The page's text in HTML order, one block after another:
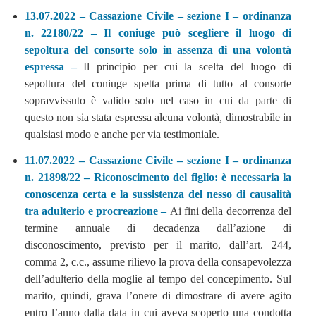
13.07.2022 – Cassazione Civile – sezione I – ordinanza
n. 22180/22 – Il coniuge può scegliere il luogo di
sepoltura del consorte solo in assenza di una volontà
espressa –Il principio per cui la scelta del luogo di
sepoltura del coniuge spetta prima di tutto al consorte
sopravvissuto è valido solo nel caso in cui da parte di
questo non sia stata espressa alcuna volontà, dimostrabile in
qualsiasi modo e anche per via testimoniale.
11.07.2022 – Cassazione Civile – sezione I – ordinanza
n. 21898/22 – Riconoscimento del figlio: è necessaria la
conoscenza certa e la sussistenza del nesso di causalità
tra adulterio e procreazione – Ai fini della decorrenza del
termine annuale di decadenza dall’azione di
disconoscimento, previsto per il marito, dall’art. 244,
comma 2, c.c., assume rilievo la prova della consapevolezza
dell’adulterio della moglie al tempo del concepimento. Sul
marito, quindi, grava l’onere di dimostrare di avere agito
entro l’anno dalla data in cui aveva scoperto una condotta